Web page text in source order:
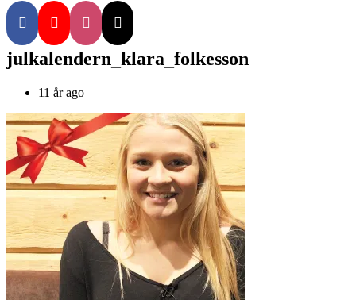
julkalendern_klara_folkesson
11 år ago